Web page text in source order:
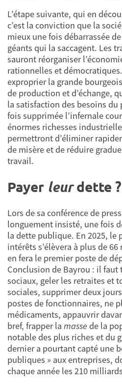
L’étape suivante, qui en
c’est la conviction que la
mieux une fois débarrassée
géants qui la saccagent. Les
sauront réorganiser
rationnelles et
exproprier la grande
de production et d’échange,
la satisfaction des besoins
fois supprimée l’infernale
énormes richesses
permettront d’éliminer
de misère et de réduire
travail.
Payer leurdette ?
Lors de sa conférence de
longuement insisté, une fois
la dette publique. En 2025, le
intérêts s’élèvera à plus de
en fera le premier poste de
Conclusion de Bayrou : il faut
sociaux, geler les retraites et
sociales, supprimer deux
postes de fonctionnaires, ne
médicaments, appauvrir
bref, frapper la masse de la
notable des plus riches et du
dernier a pourtant capté une
publiques » aux entreprises,
chaque année les 210